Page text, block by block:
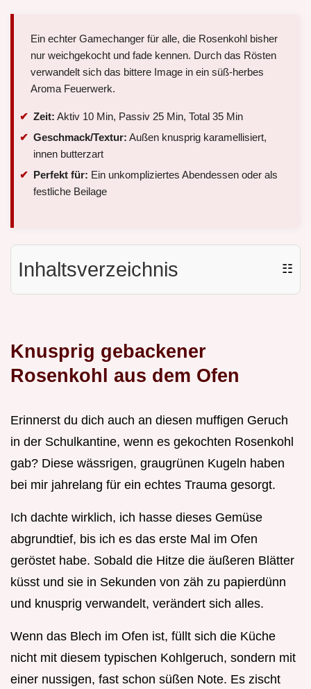
Ein echter Gamechanger für alle, die Rosenkohl bisher
nur weichgekocht und fade kennen. Durch das Rösten
verwandelt sich das bittere Image in ein süß-herbes
Aroma Feuerwerk.
Zeit: Aktiv 10 Min, Passiv 25 Min, Total 35 Min
Geschmack/Textur: Außen knusprig karamellisiert,
innen butterzart
Perfekt für: Ein unkompliziertes Abendessen oder als
festliche Beilage
Inhaltsverzeichnis ☷
Knusprig gebackener
Rosenkohl aus dem Ofen
Erinnerst du dich auch an diesen muffigen Geruch
in der Schulkantine, wenn es gekochten Rosenkohl
gab? Diese wässrigen, graugrünen Kugeln haben
bei mir jahrelang für ein echtes Trauma gesorgt.
Ich dachte wirklich, ich hasse dieses Gemüse
abgrundtief, bis ich es das erste Mal im Ofen
geröstet habe. Sobald die Hitze die äußeren Blätter
küsst und sie in Sekunden von zäh zu papierdünn
und knusprig verwandelt, verändert sich alles.
Wenn das Blech im Ofen ist, füllt sich die Küche
nicht mit diesem typischen Kohlgeruch, sondern mit
einer nussigen, fast schon süßen Note. Es zischt